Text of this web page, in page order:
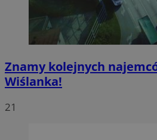
Znamy kolejnych
Wiślanka!
21